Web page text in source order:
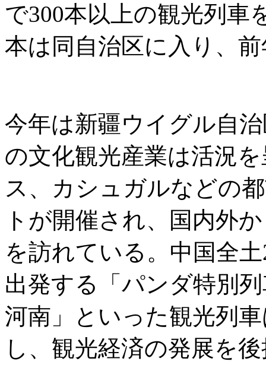
で300本以上の観光列車
本は同自治区に入り、
今年は新疆ウイグル自
の文化観光産業は活況
ス、カシュガルなどの
トが開催され、国内外
を訪れている。中国全
出発する「パンダ特別
河南」といった観光列
し、観光経済の発展を